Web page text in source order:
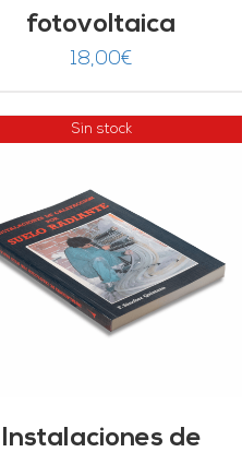
fotovoltaica
18,00€
Sin stock
Instalaciones de
AÑADIR AL CARRITO
/
DETALLES